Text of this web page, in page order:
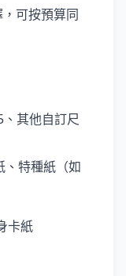
可按預算同
其他自訂尺
、特種紙（如
卡紙